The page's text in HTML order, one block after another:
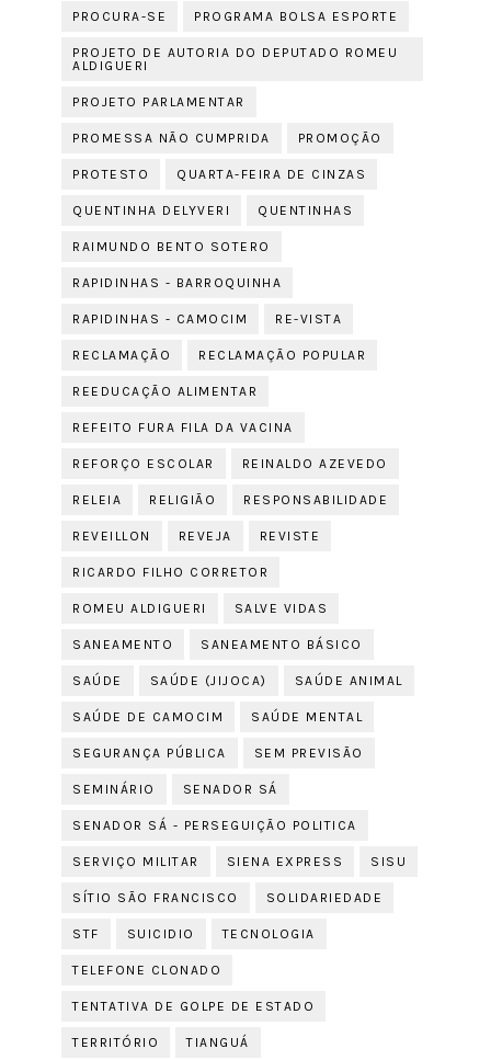
PROCURA-SE PROGRAMA BOLSA ESPORTE
PROJETO DE AUTORIA DO DEPUTADO ROMEU
ALDIGUERI
PROJETO PARLAMENTAR
PROMESSA NÃO CUMPRIDA PROMOÇÃO
PROTESTO QUARTA-FEIRA DE CINZAS
QUENTINHA DELYVERI QUENTINHAS
RAIMUNDO BENTO SOTERO
RAPIDINHAS - BARROQUINHA
RAPIDINHAS - CAMOCIM RE-VISTA
RECLAMAÇÃO RECLAMAÇÃO POPULAR
REEDUCAÇÃO ALIMENTAR
REFEITO FURA FILA DA VACINA
REFORÇO ESCOLAR REINALDO AZEVEDO
RELEIA RELIGIÃO RESPONSABILIDADE
REVEILLON REVEJA REVISTE
RICARDO FILHO CORRETOR
ROMEU ALDIGUERI SALVE VIDAS
SANEAMENTO SANEAMENTO BÁSICO
SAÚDE SAÚDE (JIJOCA) SAÚDE ANIMAL
SAÚDE DE CAMOCIM SAÚDE MENTAL
SEGURANÇA PÚBLICA SEM PREVISÃO
SEMINÁRIO SENADOR SÁ
SENADOR SÁ - PERSEGUIÇÃO POLITICA
SERVIÇO MILITAR SIENA EXPRESS SISU
SÍTIO SÃO FRANCISCO SOLIDARIEDADE
STF SUICIDIO TECNOLOGIA
TELEFONE CLONADO
TENTATIVA DE GOLPE DE ESTADO
TERRITÓRIO TIANGUÁ